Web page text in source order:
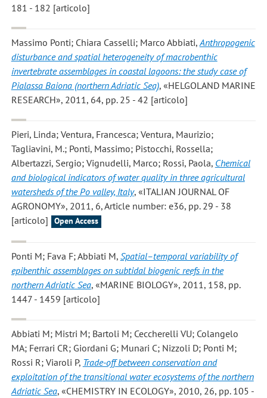
181 - 182 [articolo]
Massimo Ponti; Chiara Casselli; Marco Abbiati, Anthropogenic
disturbance and spatial heterogeneity of macrobenthic
invertebrate assemblages in coastal lagoons: the study case of
Pialassa Baiona (northern Adriatic Sea), «HELGOLAND MARINE
RESEARCH», 2011, 64, pp. 25 - 42 [articolo]
Pieri, Linda; Ventura, Francesca; Ventura, Maurizio;
Tagliavini, M.; Ponti, Massimo; Pistocchi, Rossella;
Albertazzi, Sergio; Vignudelli, Marco; Rossi, Paola, Chemical
and biological indicators of water quality in three agricultural
watersheds of the Po valley, Italy, «ITALIAN JOURNAL OF
AGRONOMY», 2011, 6, Article number: e36, pp. 29 - 38
[articolo]
Open Access
Ponti M; Fava F; Abbiati M, Spatial–temporal variability of
epibenthic assemblages on subtidal biogenic reefs in the
northern Adriatic Sea, «MARINE BIOLOGY», 2011, 158, pp.
1447 - 1459 [articolo]
Abbiati M; Mistri M; Bartoli M; Ceccherelli VU; Colangelo
MA; Ferrari CR; Giordani G; Munari C; Nizzoli D; Ponti M;
Rossi R; Viaroli P, Trade-off between conservation and
exploitation of the transitional water ecosystems of the northern
Adriatic Sea, «CHEMISTRY IN ECOLOGY», 2010, 26, pp. 105 -